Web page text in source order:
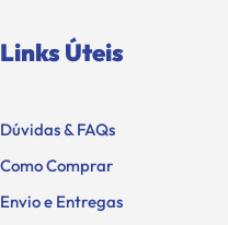
Links Úteis
Dúvidas & FAQs
Como Comprar
Envio e Entregas